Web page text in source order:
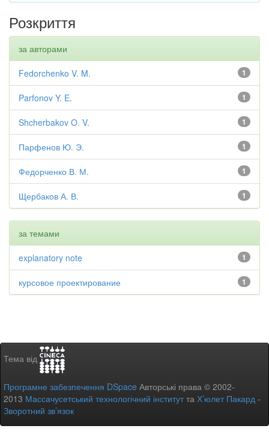
Розкриття
за авторами
1
Fedorchenko V. M.
1
Parfonov Y. E.
1
Shcherbakov O. V.
1
Парфенов Ю. Э.
1
Федорченко В. М.
1
Щербаков А. В.
за темами
1
explanatory note
1
курсовое проектирование
Тема від
Програмне забезпечення DSpace Авторські права © 2002-
2013 Массачусетський технологічний інститутта Х’юлет Пакард -
Зворотний зв’язок